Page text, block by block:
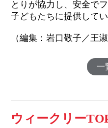
とりが協力し、安全で
子どもたちに提供して
（編集：岩口敬子／王淑
一
ウィークリー